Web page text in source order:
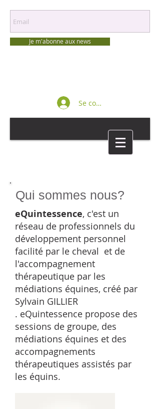
Je m'abonne aux news
Se connecter
Qui sommes nous?
eQuintessence, c'est un
réseau de professionnels du
développement personnel
facilité par le cheval et de
l'accompagnement
thérapeutique par les
médiations équines, créé par
Sylvain GILLIER
. eQuintessence propose des
sessions de groupe, des
médiations équines et des
accompagnements
thérapeutiques assistés par
les équins.